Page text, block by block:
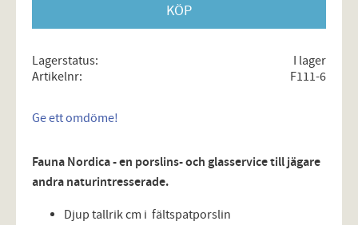
KÖP
Lagerstatus
I lager
Artikelnr
F111-6
Ge ett omdöme!
Fauna Nordica - en porslins- och glasservice till jägare
andra naturintresserade.
Djup tallrik cm i fältspatporslin